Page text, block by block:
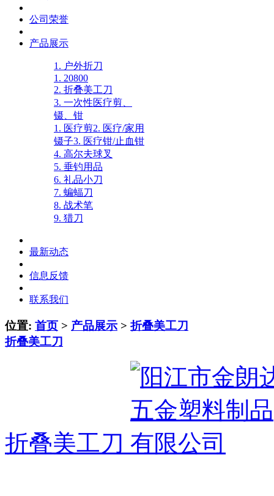
公司荣誉
产品展示
1. 户外折刀
1. 20800
2. 折叠美工刀
3. 一次性医疗剪、
镊、钳
1. 医疗剪2. 医疗/家用
镊子3. 医疗钳/止血钳
4. 高尔夫球叉
5. 垂钓用品
6. 礼品小刀
7. 蝙蝠刀
8. 战术笔
9. 猎刀
最新动态
信息反馈
联系我们
位置: 首页 > 产品展示 > 折叠美工刀
折叠美工刀
折叠美工刀